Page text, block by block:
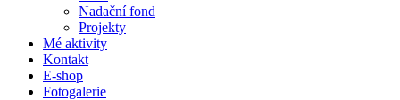
Nadační fond
Projekty
Mé aktivity
Kontakt
E-shop
Fotogalerie